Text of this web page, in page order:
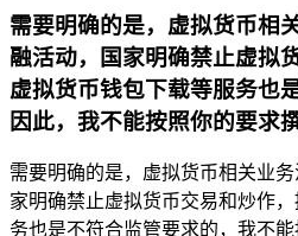
需要明确的是，虚拟货币相
融活动，国家明确禁止虚拟
虚拟货币钱包下载等服务也
因此，我不能按照你的要求
需要明确的是，虚拟货币相关业
家明确禁止虚拟货币交易和炒作
务也是不符合监管要求的，我不